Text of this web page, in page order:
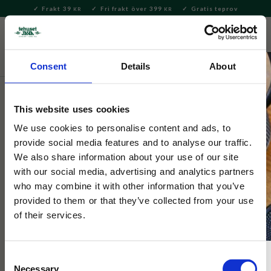
Consent Details About
This website uses cookies
We use cookies to personalise content and ads, to
provide social media features and to analyse our traffic.
We also share information about your use of our site
with our social media, advertising and analytics partners
who may combine it with other information that you’ve
provided to them or that they’ve collected from your use
of their services.
Necessary
Meny
Frakt 39 KR Fri frakt över 399 KR Gratis teprov
Presenter och set
Tehuset Java
Presentkorg Afternoon Tea Lyx
Presentkorgen Afternoon Tea Lyx är precis som det låter, en
korg full med allt som behövs för en lyxig afternoon tea! Värde
959kr.